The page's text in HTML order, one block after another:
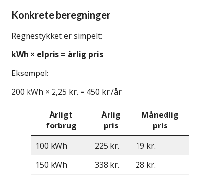
Konkrete beregninger
Regnestykket er simpelt:
kWh × elpris = årlig pris
Eksempel:
200 kWh × 2,25 kr. = 450 kr./år
Årligt
forbrug
Årlig
pris
Månedlig
pris
100 kWh
225 kr.
19 kr.
150 kWh
338 kr.
28 kr.